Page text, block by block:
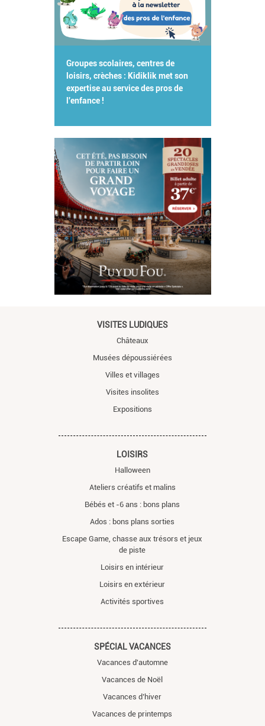
Groupes scolaires, centres de
loisirs, crèches : Kidiklik met son
expertise au service des pros de
l'enfance !
VISITES LUDIQUES
Châteaux
Musées dépoussiérées
Villes et villages
Visites insolites
Expositions
LOISIRS
Halloween
Ateliers créatifs et malins
Bébés et -6 ans : bons plans
Ados : bons plans sorties
Escape Game, chasse aux trésors et jeux
de piste
Loisirs en intérieur
Loisirs en extérieur
Activités sportives
SPÉCIAL VACANCES
Vacances d'automne
Vacances de Noël
Vacances d’hiver
Vacances de printemps